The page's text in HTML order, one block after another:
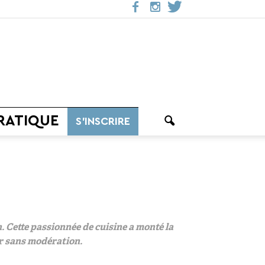
S’INSCRIRE
passionnée de cuisine a monté la
sans modération.